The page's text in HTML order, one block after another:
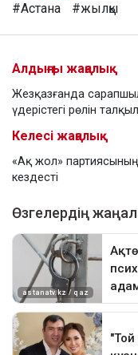
#Астана #жылқы
Алдыңғы жаңалық
Жезқазғанда
үдерістегі рөлін
Келесі жаңалық
«Ақ жол»
кездесті